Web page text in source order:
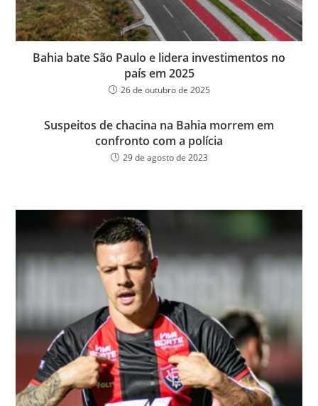
Bahia bate São Paulo e lidera investimentos no
país em 2025
26 de outubro de 2025
Suspeitos de chacina na Bahia morrem em
confronto com a polícia
29 de agosto de 2023